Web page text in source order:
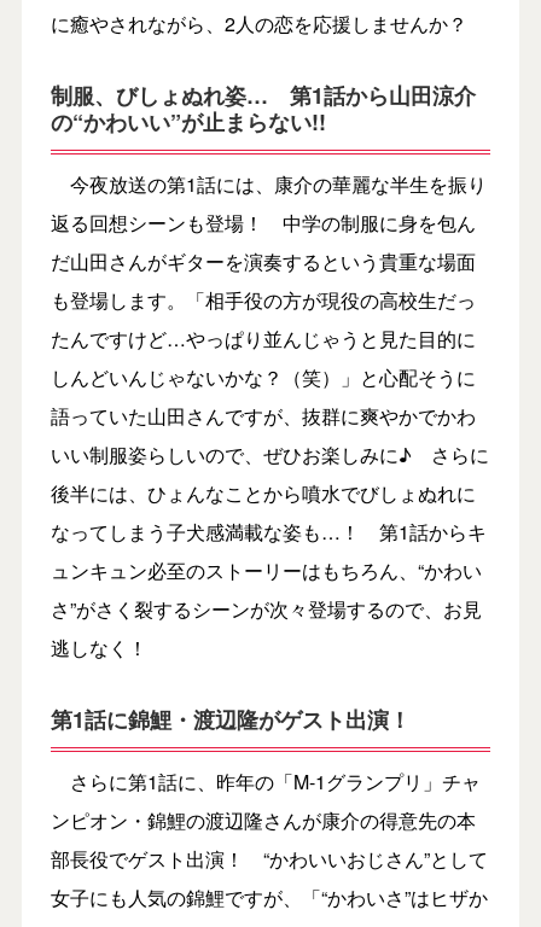
に癒やされながら、2人の恋を応援しませんか？
制服、びしょぬれ姿… 第1話から山田涼介
の“かわいい”が止まらない!!
今夜放送の第1話には、康介の華麗な半生を振り
返る回想シーンも登場！ 中学の制服に身を包ん
だ山田さんがギターを演奏するという貴重な場面
も登場します。「相手役の方が現役の高校生だっ
たんですけど…やっぱり並んじゃうと見た目的に
しんどいんじゃないかな？（笑）」と心配そうに
語っていた山田さんですが、抜群に爽やかでかわ
いい制服姿らしいので、ぜひお楽しみに♪ さらに
後半には、ひょんなことから噴水でびしょぬれに
なってしまう子犬感満載な姿も…！ 第1話からキ
ュンキュン必至のストーリーはもちろん、“かわい
さ”がさく裂するシーンが次々登場するので、お見
逃しなく！
第1話に錦鯉・渡辺隆がゲスト出演！
さらに第1話に、昨年の「M-1グランプリ」チャ
ンピオン・錦鯉の渡辺隆さんが康介の得意先の本
部長役でゲスト出演！ “かわいいおじさん”として
女子にも人気の錦鯉ですが、「“かわいさ”はヒザか